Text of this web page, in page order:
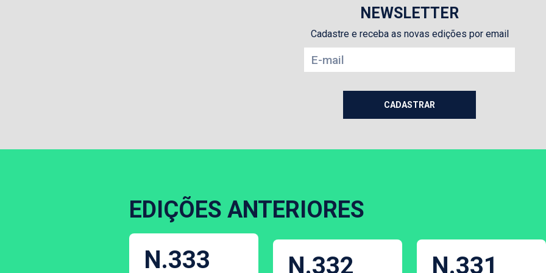
NEWSLETTER
Cadastre e receba as novas edições por email
EDIÇÕES ANTERIORES
N.333 N.332 N.331